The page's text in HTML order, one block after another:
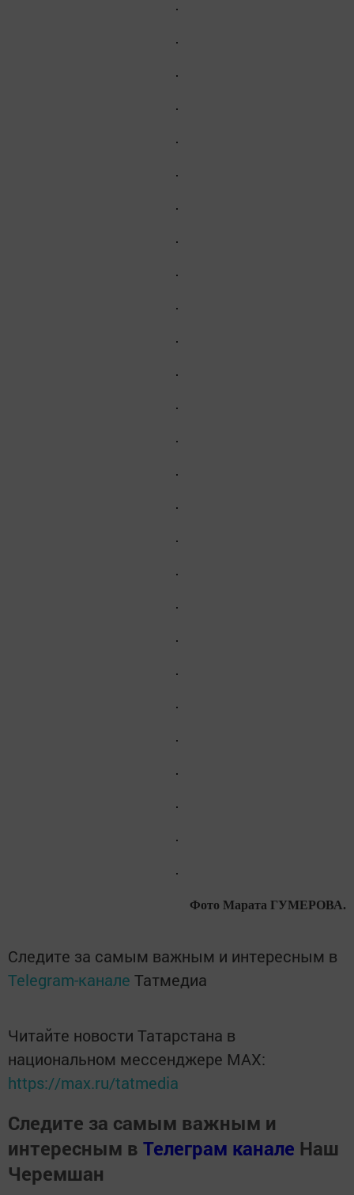
Фото Марата ГУМЕРОВА.
Следите за самым важным и интересным в
Telegram-канале Татмедиа
Читайте новости Татарстана в
национальном мессенджере MАХ:
https://max.ru/tatmedia
Следите за самым важным и
интересным в Телеграм канале Наш
Черемшан